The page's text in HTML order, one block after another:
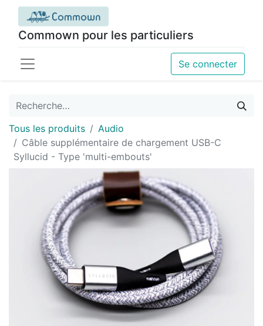
Commown pour les particuliers
Se connecter
Tous les produits
Audio
Câble supplémentaire de chargement USB-C
Syllucid - Type 'multi-embouts'